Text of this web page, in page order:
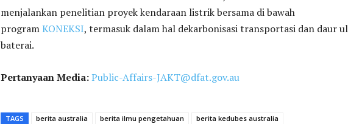
menjalankan penelitian proyek kendaraan listrik bersama di bawah
programKONEKSI, termasuk dalam hal dekarbonisasi transportasi dan daur
baterai.
Pertanyaan Media:Public-Affairs-JAKT@dfat.gov.au
TAGS berita australia berita ilmu pengetahuan
berita kedubes australia